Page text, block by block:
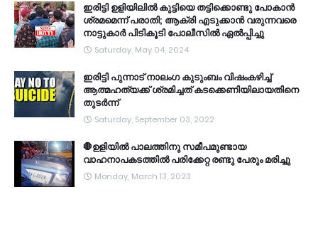
ഇരിട്ടി ഉളിയിലിൽ കുട്ടിയെ തട്ടിക്കൊണ്ടു പോകാൻ
ശ്രമമെന്ന് പരാതി; ആക്രി എടുക്കാൻ വരുന്നവരെ
നാട്ടുകാർ പിടികൂടി പോലീസിൽ ഏൽപ്പിച്ചു
Saturday, May 04, 2024
ഇരിട്ടി പുന്നാട് നാലംഗ കുടുംബം വിഷംകഴിച്ച്‌
ആത്മഹത്യക്ക് ശ്രമിച്ചത് കടക്കെണിയിലായതിനെ
തുടർന്ന്
Saturday, September 03, 2022
🛑ഉളിയിൽ പാലത്തിനു സമീപമുണ്ടായ
വാഹനാപകടത്തിൽ പരിക്കേറ്റ രണ്ടു പേരും മരിച്ചു
Monday, March 13, 2023